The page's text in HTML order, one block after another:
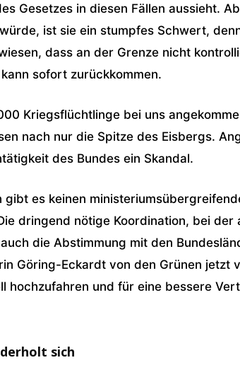
Gesetzes in diesen Fällen aussieht.
ist sie ein stumpfes Schwert,
dass an der Grenze nicht
sofort zurückkommen.
Kriegsflüchtlinge bei uns
nach nur die Spitze des Eisbergs.
des Bundes ein Skandal.
gibt es keinen
dringend nötige Koordination, bei der
die Abstimmung mit den
Göring-Eckardt von den Grünen jetzt
hochzufahren und für eine bessere
sich